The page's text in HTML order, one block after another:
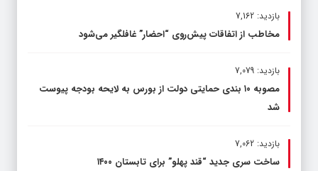
بازدید: 7,162
مخاطب از اتفاقات پیش‌روی “احضار” غافلگیر می‌شود
بازدید: 7,079
مصوبه ۱۰ بندی حمایتی دولت از بورس به لایحه بودجه پیوست
شد
بازدید: 7,062
ساخت سری جدید “قند پهلو” برای تابستان ۱۴۰۰